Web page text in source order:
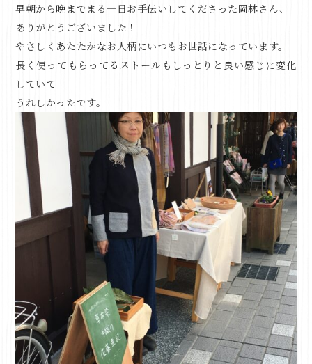
早朝から晩までまる一日お手伝いしてくださった岡林さん、
ありがとうございました！
やさしくあたたかなお人柄にいつもお世話になっています。
長く使ってもらってるストールもしっとりと良い感じに変化
していて
うれしかったです。